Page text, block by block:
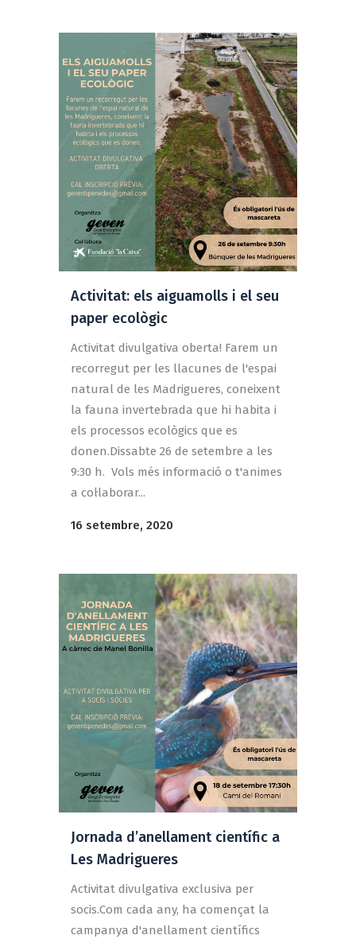
Activitat: els aiguamolls i el seu
paper ecològic
Activitat divulgativa oberta! Farem un
recorregut per les llacunes de l'espai
natural de les Madrigueres, coneixent
la fauna invertebrada que hi habita i
els processos ecològics que es
donen.Dissabte 26 de setembre a les
9:30 h. Vols més informació o t'animes
a col·laborar...
16 setembre, 2020
Jornada d’anellament científic a
Les Madrigueres
Activitat divulgativa exclusiva per
socis.Com cada any, ha començat la
campanya d'anellament científics